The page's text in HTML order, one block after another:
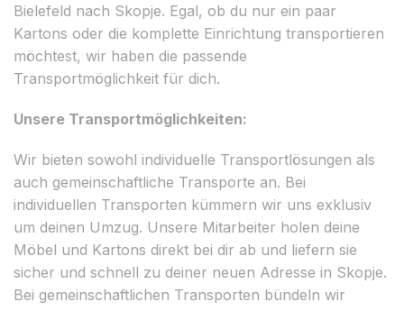
Bielefeld nach Skopje. Egal, ob du nur ein paar
Kartons oder die komplette Einrichtung transportieren
möchtest, wir haben die passende
Transportmöglichkeit für dich.
Unsere Transportmöglichkeiten:
Wir bieten sowohl individuelle Transportlösungen als
auch gemeinschaftliche Transporte an. Bei
individuellen Transporten kümmern wir uns exklusiv
um deinen Umzug. Unsere Mitarbeiter holen deine
Möbel und Kartons direkt bei dir ab und liefern sie
sicher und schnell zu deiner neuen Adresse in Skopje.
Bei gemeinschaftlichen Transporten bündeln wir